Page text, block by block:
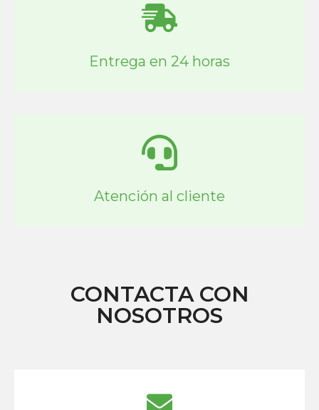
Entrega en 24 horas
Atención al cliente
CONTACTA CON
NOSOTROS